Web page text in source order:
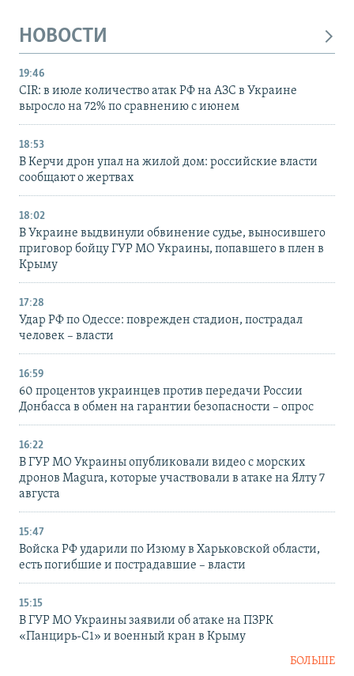
НОВОСТИ
19:46
CIR: в июле количество атак РФ на АЗС в Украине
выросло на 72% по сравнению с июнем
18:53
В Керчи дрон упал на жилой дом: российские власти
сообщают о жертвах
18:02
В Украине выдвинули обвинение судье, выносившего
приговор бойцу ГУР МО Украины, попавшего в плен в
Крыму
17:28
Удар РФ по Одессе: поврежден стадион, пострадал
человек – власти
16:59
60 процентов украинцев против передачи России
Донбасса в обмен на гарантии безопасности – опрос
16:22
В ГУР МО Украины опубликовали видео с морских
дронов Magura, которые участвовали в атаке на Ялту 7
августа
15:47
Войска РФ ударили по Изюму в Харьковской области,
есть погибшие и пострадавшие – власти
15:15
В ГУР МО Украины заявили об атаке на ПЗРК
«Панцирь-С1» и военный кран в Крыму
БОЛЬШЕ